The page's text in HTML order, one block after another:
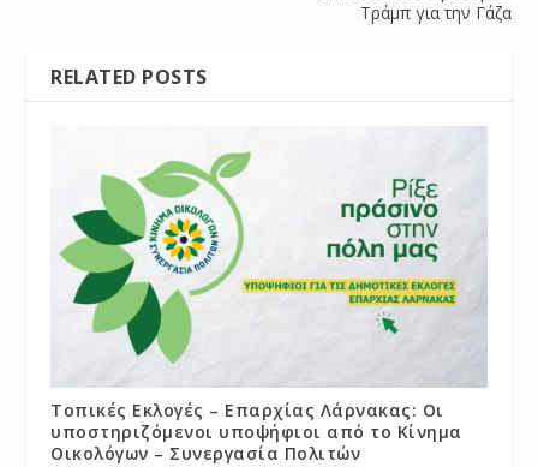
Τράμπ για την Γάζα
RELATED POSTS
Τοπικές Εκλογές – Επαρχίας Λάρνακας: Οι
υποστηριζόμενοι υποψήφιοι από το Κίνημα
Οικολόγων – Συνεργασία Πολιτών